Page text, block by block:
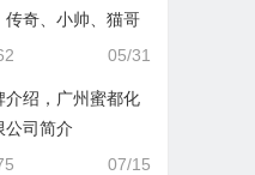
传奇、小帅、猫哥
05/31
介绍，广州蜜都化
公司简介
07/15